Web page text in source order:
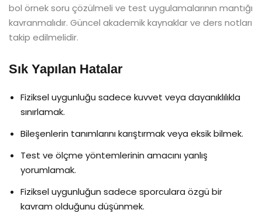
bol örnek soru çözülmeli ve test uygulamalarının mantığı
kavranmalıdır. Güncel akademik kaynaklar ve ders notları
takip edilmelidir.
Sık Yapılan Hatalar
Fiziksel uygunluğu sadece kuvvet veya dayanıklılıkla
sınırlamak.
Bileşenlerin tanımlarını karıştırmak veya eksik bilmek.
Test ve ölçme yöntemlerinin amacını yanlış
yorumlamak.
Fiziksel uygunluğun sadece sporculara özgü bir
kavram olduğunu düşünmek.